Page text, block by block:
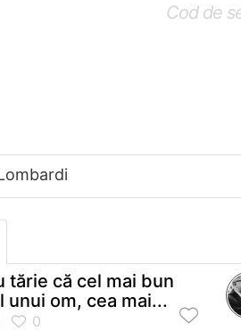
Cod de
tărie că cel mai bun
unui om, cea mai...